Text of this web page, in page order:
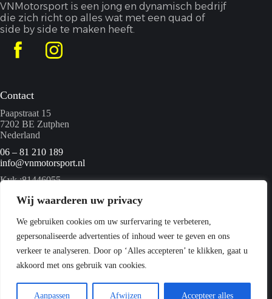
Wij waarderen uw privacy
We gebruiken cookies om uw surfervaring te verbeteren,
gepersonaliseerde advertenties of inhoud weer te geven en ons
verkeer te analyseren. Door op ‘Alles accepteren’ te klikken, gaat u
akkoord met ons gebruik van cookies.
Aanpassen Afwijzen Accepteer alles
VNMotorsport is een jong en dynamisch bedrijf
die zich richt op alles wat met een quad of
side by side te maken heeft.
Contact
Paapstraat 15
7202 BE Zutphen
Nederland
06 – 81 210 189
info@vnmotorsport.nl
Kvk :81446055
Menu
Home
Quads
Over ons